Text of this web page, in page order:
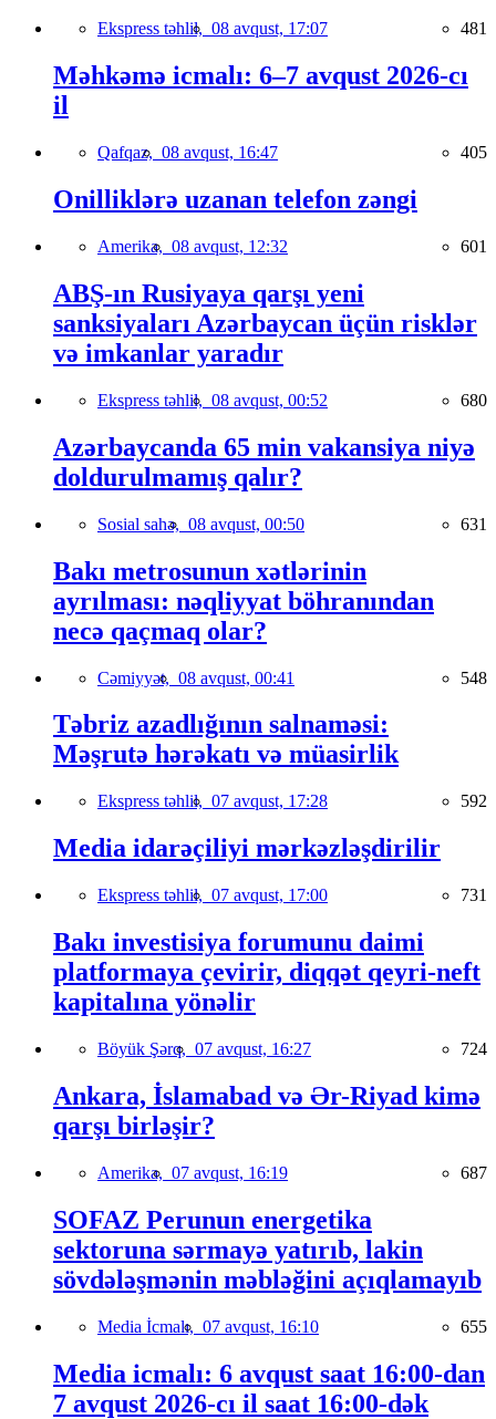
Ekspress təhlil, 08 avqust, 17:07 481
Məhkəmə icmalı: 6–7 avqust 2026-cı
il
Qafqaz, 08 avqust, 16:47 405
Onilliklərə uzanan telefon zəngi
Amerika, 08 avqust, 12:32 601
ABŞ-ın Rusiyaya qarşı yeni
sanksiyaları Azərbaycan üçün risklər
və imkanlar yaradır
Ekspress təhlil, 08 avqust, 00:52 680
Azərbaycanda 65 min vakansiya niyə
doldurulmamış qalır?
Sosial sahə, 08 avqust, 00:50 631
Bakı metrosunun xətlərinin
ayrılması: nəqliyyat böhranından
necə qaçmaq olar?
Cəmiyyət, 08 avqust, 00:41 548
Təbriz azadlığının salnaməsi:
Məşrutə hərəkatı və müasirlik
Ekspress təhlil, 07 avqust, 17:28 592
Media idarəçiliyi mərkəzləşdirilir
Ekspress təhlil, 07 avqust, 17:00 731
Bakı investisiya forumunu daimi
platformaya çevirir, diqqət qeyri-neft
kapitalına yönəlir
Böyük Şərq, 07 avqust, 16:27 724
Ankara, İslamabad və Ər-Riyad kimə
qarşı birləşir?
Amerika, 07 avqust, 16:19 687
SOFAZ Perunun energetika
sektoruna sərmayə yatırıb, lakin
sövdələşmənin məbləğini açıqlamayıb
Media İcmalı, 07 avqust, 16:10 655
Media icmalı: 6 avqust saat 16:00-dan
7 avqust 2026-cı il saat 16:00-dək